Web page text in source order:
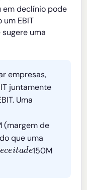
em declínio pode
EBIT
uma
empresas,
juntamente
Uma
(margem de
que uma
eceitade150M